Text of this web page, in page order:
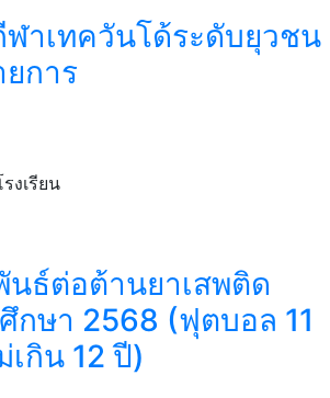
าเทควันโด้ระดับยุวชน
การ
งเรียน
ธ์ต่อต้านยาเสพติด
กษา 2568 (ฟุตบอล 11
กิน 12 ปี)